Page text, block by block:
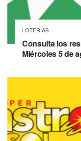
LOTERIAS
Consulta los
Miércoles 5 de